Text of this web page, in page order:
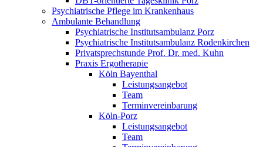
Psychiatrische Pflege im Krankenhaus
Ambulante Behandlung
Psychiatrische Institutsambulanz Porz
Psychiatrische Institutsambulanz Rodenkirchen
Privatsprechstunde Prof. Dr. med. Kuhn
Praxis Ergotherapie
Köln Bayenthal
Leistungsangebot
Team
Terminvereinbarung
Köln-Porz
Leistungsangebot
Team